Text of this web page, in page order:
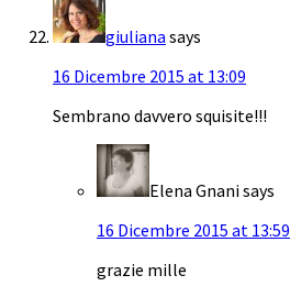
giuliana says
16 Dicembre 2015 at 13:09
Sembrano davvero squisite!!!
Elena Gnanisays
16 Dicembre 2015 at 13:59
grazie mille